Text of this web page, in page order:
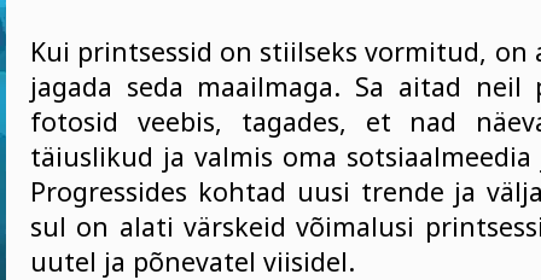
Kui printsessid on stiilseks vormitud, on
jagada seda maailmaga. Sa aitad neil
fotosid veebis, tagades, et nad
täiuslikud ja valmis oma
Progressides kohtad uusi trende ja
sul on alati värskeid võimalusi
uutel ja põnevatel viisidel.